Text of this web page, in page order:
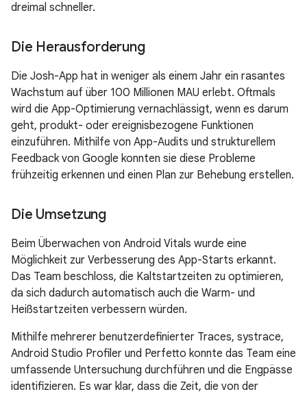
dreimal schneller.
Die Herausforderung
Die Josh-App hat in weniger als einem Jahr ein rasantes
Wachstum auf über 100 Millionen MAU erlebt. Oftmals
wird die App-Optimierung vernachlässigt, wenn es darum
geht, produkt- oder ereignisbezogene Funktionen
einzuführen. Mithilfe von App-Audits und strukturellem
Feedback von Google konnten sie diese Probleme
frühzeitig erkennen und einen Plan zur Behebung erstellen.
Die Umsetzung
Beim Überwachen von Android Vitals wurde eine
Möglichkeit zur Verbesserung des App-Starts erkannt.
Das Team beschloss, die Kaltstartzeiten zu optimieren,
da sich dadurch automatisch auch die Warm- und
Heißstartzeiten verbessern würden.
Mithilfe mehrerer benutzerdefinierter Traces, systrace,
Android Studio Profiler und Perfetto konnte das Team eine
umfassende Untersuchung durchführen und die Engpässe
identifizieren. Es war klar, dass die Zeit, die von der